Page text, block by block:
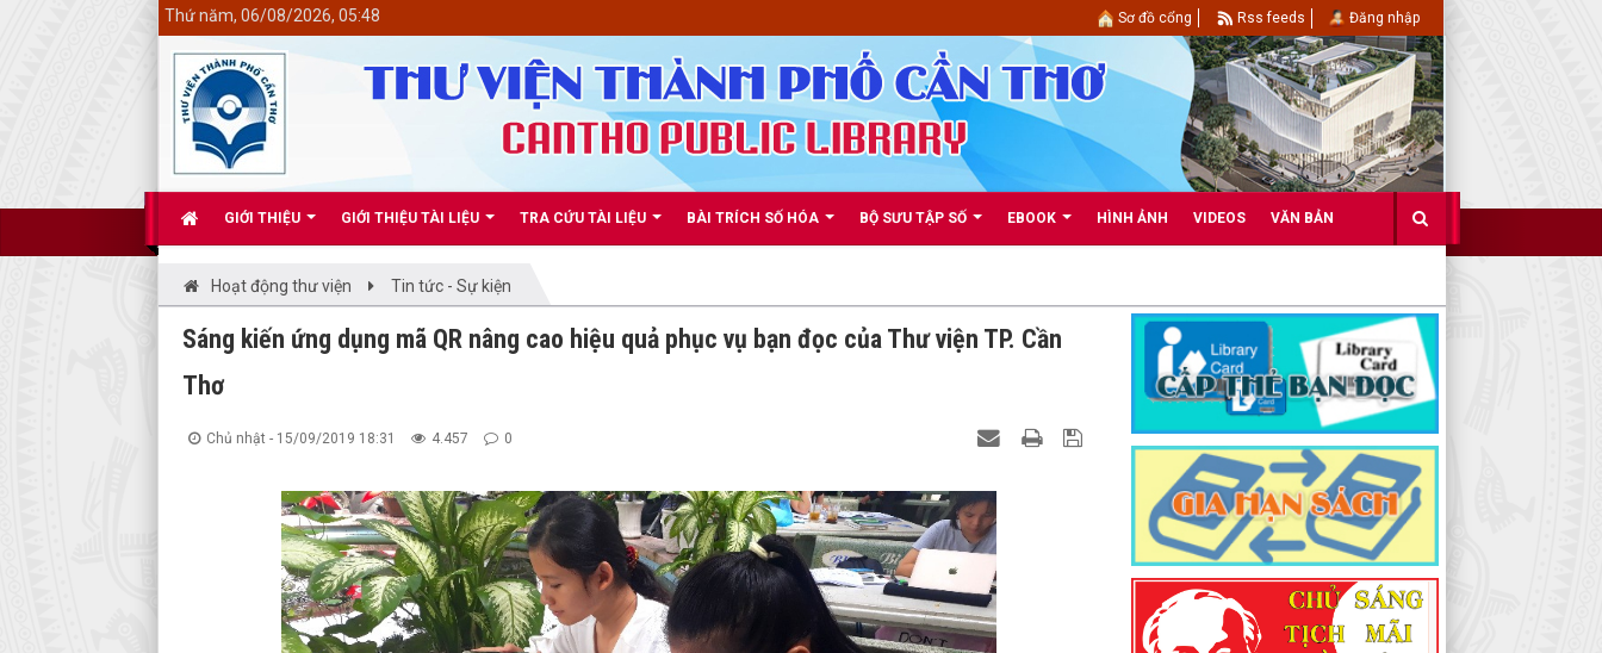
GIỚI THIỆU GIỚI THIỆU TÀI LIỆU TRA CỨU TÀI LIỆU BÀI TRÍCH SỐ HÓA BỘ SƯU TẬP SỐ EBOOK HÌNH ẢNH VIDEOS VĂN BẢN
Thứ năm, 06/08/2026, 05:48 Sơ đồ cổng Rss feeds Đăng nhập
Hoạt động thư viện Tin tức - Sự kiện
Sáng kiến ứng dụng mã QR nâng cao hiệu quả phục vụ bạn đọc của Thư viện TP. Cần
Thơ
Chủ nhật - 15/09/2019 18:31 4.457 0